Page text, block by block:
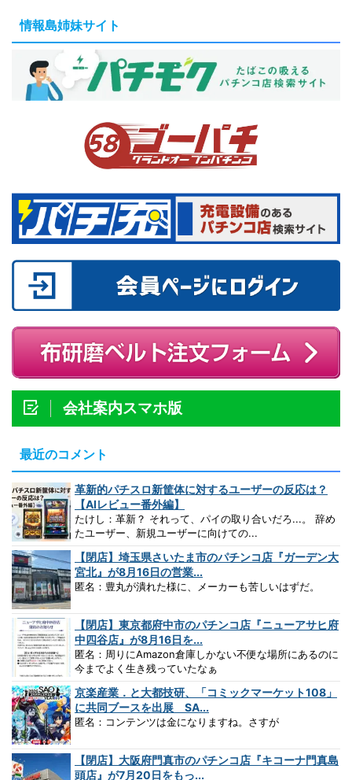
情報島姉妹サイト
会社案内スマホ版
最近のコメント
革新的パチスロ新筐体に対するユーザーの反応は？
【AIレビュー番外編】
たけし：革新？ それって、パイの取り合いだろ...。 辞め
たユーザー、新規ユーザーに向けての...
【閉店】埼玉県さいたま市のパチンコ店『ガーデン大
宮北』が8月16日の営業...
匿名：豊丸が潰れた様に、メーカーも苦しいはずだ。
【閉店】東京都府中市のパチンコ店『ニューアサヒ府
中四谷店』が8月16日を...
匿名：周りにAmazon倉庫しかない不便な場所にあるのに
今までよく生き残っていたなぁ
京楽産業．と大都技研、「コミックマーケット108」
に共同ブースを出展 SA...
匿名：コンテンツは金になりますね。さすが
【閉店】大阪府門真市のパチンコ店『キコーナ門真島
頭店』が7月20日をもっ...